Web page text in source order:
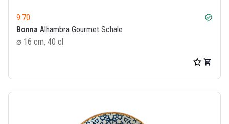
9.70 check_circle
Bonna Alhambra Gourmet Schale
⌀ 16 cm, 40 cl